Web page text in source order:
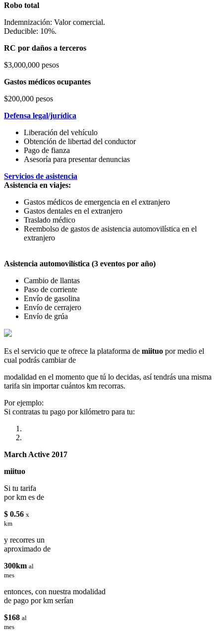
Robo total
Indemnización: Valor comercial.
Deducible: 10%.
RC por daños a terceros
$3,000,000 pesos
Gastos médicos ocupantes
$200,000 pesos
Defensa legal/jurídica
Liberación del vehículo
Obtención de libertad del conductor
Pago de fianza
Asesoría para presentar denuncias
Servicios de asistencia
Asistencia en viajes:
Gastos médicos de emergencia en el extranjero
Gastos dentales en el extranjero
Traslado médico
Reembolso de gastos de asistencia automovilística en el
extranjero
Asistencia automovilística (3 eventos por año)
Cambio de llantas
Paso de corriente
Envío de gasolina
Envío de cerrajero
Envío de grúa
Es el servicio que te ofrece la plataforma de miituo por medio el
cual podrás cambiar de
modalidad en el momento que tú lo decidas, así tendrás una misma
tarifa sin importar cuántos km recorras.
Por ejemplo:
Si contratas tu pago por kilómetro para tu:
March Active 2017
miituo
Si tu tarifa
por km es de
$ 0.56 x
km
y recorres un
aproximado de
300km al
mes
entonces, con nuestra modalidad
de pago por km serían
$168 al
mes